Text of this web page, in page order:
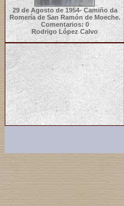
29 de Agosto de 1954- Camiño da
Romería de San Ramón de Moeche.
Comentarios: 0
Rodrigo López Calvo